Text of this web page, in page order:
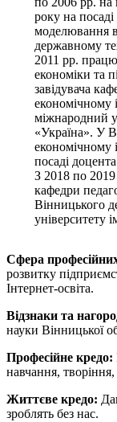
року на
моделювання
державному
2011 рр.
економіки та
завідувача
економічному
міжнародний
«Україна». У
економічному
посаді
З 2018 по
кафедри
Вінницького
університету
Сфера професійних
розвитку
Інтернет-освіта.
Відзнаки та
науки Вінницької
Професійне кредо:
навчання,
Життєве кредо:
зроблять без нас.